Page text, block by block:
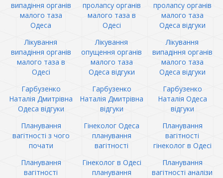
випадіння органів
малого таза
Одеса
пролапсу органів
малого таза в
Одесі
пролапсу органів
малого таза
Одеса відгуки
Лікування
випадіння органів
малого таза в
Одесі
Лікування
опущення органів
малого таза
Одеса відгуки
Лікування
випадіння органів
малого таза
Одеса відгуки
Гарбузенко
Наталія Дмитрівна
Одеса відгуки
Гарбузенко
Наталія Дмитрівна
відгуки
Гарбузенко
Наталія Одеса
відгуки
Планування
вагітності з чого
почати
Гінеколог Одеса
планування
вагітності
Планування
вагітності
гінеколог в Одесі
Планування
вагітності
Гінеколог в Одесі
планування
Планування
вагітності аналізи